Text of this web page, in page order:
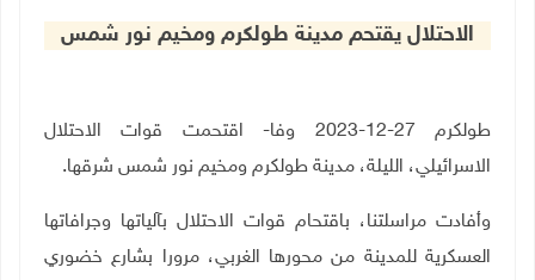
الاحتلال يقتحم مدينة طولكرم ومخيم نور شمس
طولكرم 27-12-2023 وفا- اقتحمت قوات الاحتلال
الاسرائيلي، الليلة، مدينة طولكرم ومخيم نور شمس شرقها.
وأفادت مراسلتنا، باقتحام قوات الاحتلال بآلياتها وجرافاتها
العسكرية للمدينة من محورها الغربي، مرورا بشارع خضوري